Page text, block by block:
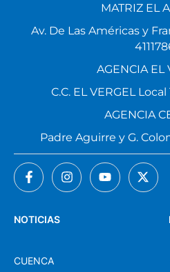
NOTICIAS
CUENCA
MATRIZ EL
Av. De Las Américas y
AGENCIA EL
C.C. EL VERGEL
AGENCIA
Padre Aguirre y G.